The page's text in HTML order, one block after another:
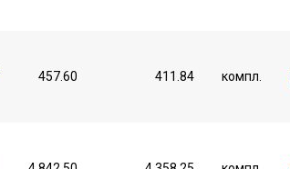
457.60 411.84 компл.